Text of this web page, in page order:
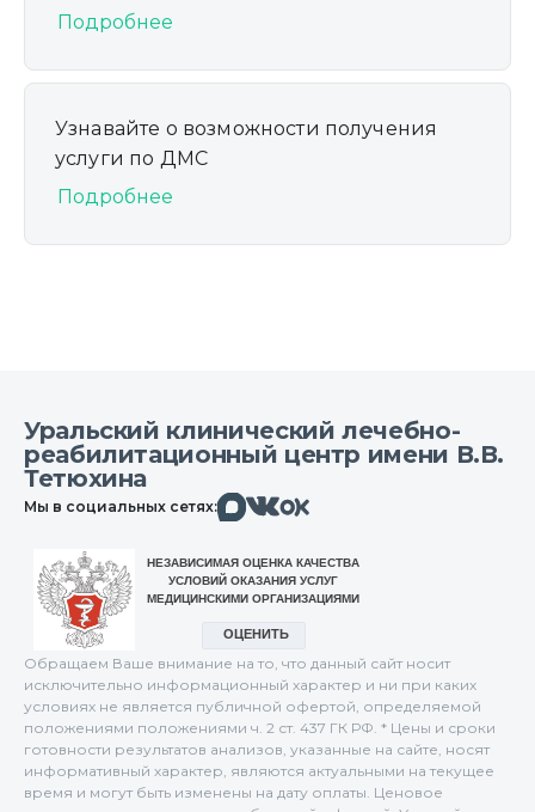
Подробнее
Узнавайте о возможности получения
услуги по ДМС
Подробнее
Уральский клинический лечебно-
реабилитационный центр имени В.В.
Тетюхина
Мы в социальных сетях:МаксВконтактеОдноклассники
Обращаем Ваше внимание на то, что данный сайт носит
исключительно информационный характер и ни при каких
условиях не является публичной офертой, определяемой
положениями положениями ч. 2 ст. 437 ГК РФ. * Цены и сроки
готовности результатов анализов, указанные на сайте, носят
информативный характер, являются актуальными на текущее
время и могут быть изменены на дату оплаты. Ценовое